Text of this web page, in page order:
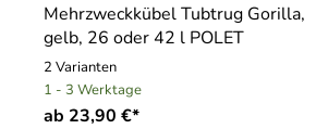
Mehrzweckkübel Tubtrug Gorilla,
gelb, 26 oder 42 l POLET
2 Varianten
1 - 3 Werktage
ab 23,90 €*